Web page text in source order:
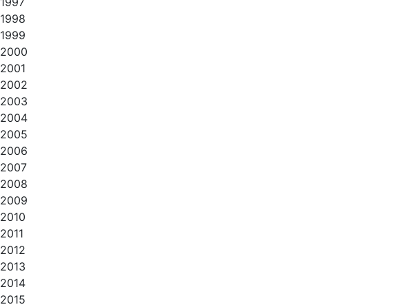
1998
1999
2000
2001
2002
2003
2004
2005
2006
2007
2008
2009
2010
2011
2012
2013
2014
2015